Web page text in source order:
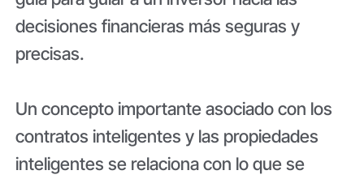
decisiones financieras más seguras y
precisas.
Un concepto importante asociado con los
contratos inteligentes y las propiedades
inteligentes se relaciona con lo que se